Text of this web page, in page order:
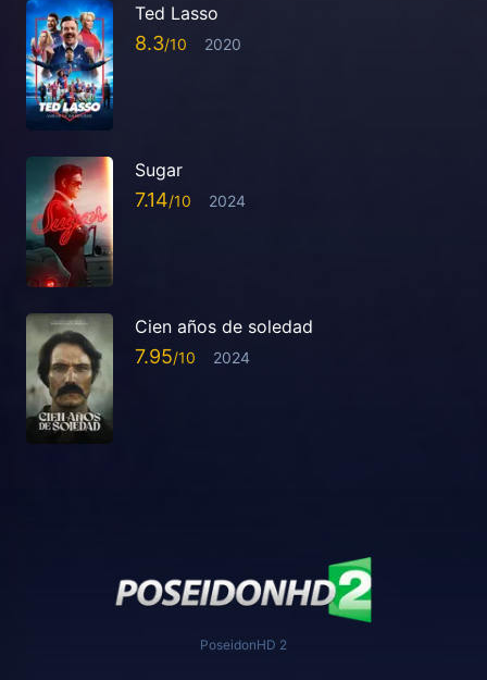
Ted Lasso
8.3 2020
Sugar
7.14 2024
Cien años de soledad
7.95 2024
PoseidonHD 2